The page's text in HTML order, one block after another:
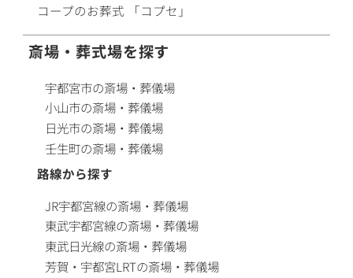
コープのお葬式 「コプセ」
斎場・葬式場を探す
宇都宮市の斎場・葬儀場
小山市の斎場・葬儀場
日光市の斎場・葬儀場
壬生町の斎場・葬儀場
路線から探す
JR宇都宮線の斎場・葬儀場
東武宇都宮線の斎場・葬儀場
東武日光線の斎場・葬儀場
芳賀・宇都宮LRTの斎場・葬儀場